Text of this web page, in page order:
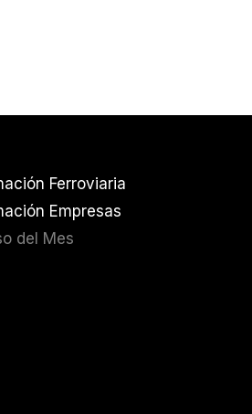
Ferroviaria
Empresas
del Mes